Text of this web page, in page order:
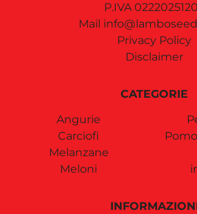
P.IVA
Mail
Privacy Policy
Disclaimer
CATEGORIE
Angurie
Carciofi
Melanzane
Meloni